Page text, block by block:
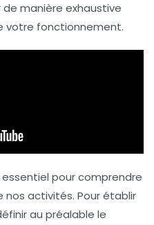
manière exhaustive
votre fonctionnement.
pour comprendre
nos activités. Pour établir
au préalable le